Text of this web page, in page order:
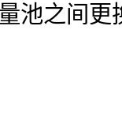
池之间